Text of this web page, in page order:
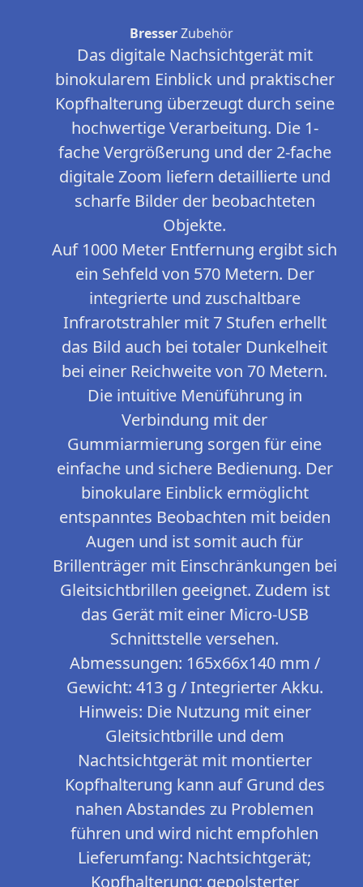
BresserZubehör
Das digitale Nachsichtgerät mit
binokularem Einblick und praktischer
Kopfhalterung überzeugt durch seine
hochwertige Verarbeitung. Die 1-
fache Vergrößerung und der 2-fache
digitale Zoom liefern detaillierte und
scharfe Bilder der beobachteten
Objekte.
Auf 1000 Meter Entfernung ergibt sich
ein Sehfeld von 570 Metern. Der
integrierte und zuschaltbare
Infrarotstrahler mit 7 Stufen erhellt
das Bild auch bei totaler Dunkelheit
bei einer Reichweite von 70 Metern.
Die intuitive Menüführung in
Verbindung mit der
Gummiarmierung sorgen für eine
einfache und sichere Bedienung. Der
binokulare Einblick ermöglicht
entspanntes Beobachten mit beiden
Augen und ist somit auch für
Brillenträger mit Einschränkungen bei
Gleitsichtbrillen geeignet. Zudem ist
das Gerät mit einer Micro-USB
Schnittstelle versehen.
Abmessungen: 165x66x140 mm /
Gewicht: 413 g / Integrierter Akku.
Hinweis: Die Nutzung mit einer
Gleitsichtbrille und dem
Nachtsichtgerät mit montierter
Kopfhalterung kann auf Grund des
nahen Abstandes zu Problemen
führen und wird nicht empfohlen
Lieferumfang: Nachtsichtgerät;
Kopfhalterung; gepolsterter